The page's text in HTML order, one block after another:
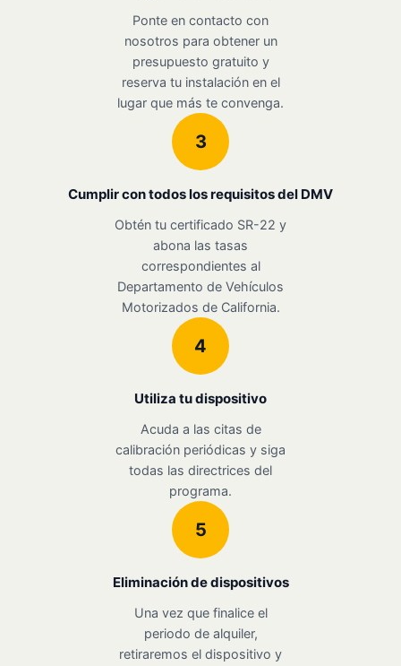
Ponte en contacto con
nosotros para obtener un
presupuesto gratuito y
reserva tu instalación en el
lugar que más te convenga.
3
Cumplir con todos los requisitos del DMV
Obtén tu certificado SR-22 y
abona las tasas
correspondientes al
Departamento de Vehículos
Motorizados de California.
4
Utiliza tu dispositivo
Acuda a las citas de
calibración periódicas y siga
todas las directrices del
programa.
5
Eliminación de dispositivos
Una vez que finalice el
periodo de alquiler,
retiraremos el dispositivo y